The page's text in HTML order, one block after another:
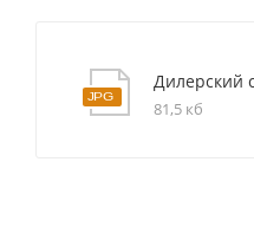
Дилерский
81,5 кб